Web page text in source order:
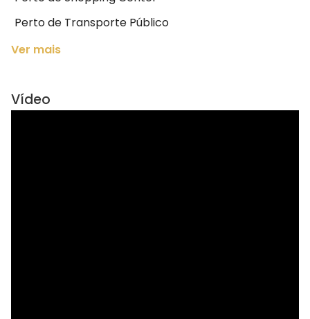
Perto de Transporte Público
Ver mais
Vídeo